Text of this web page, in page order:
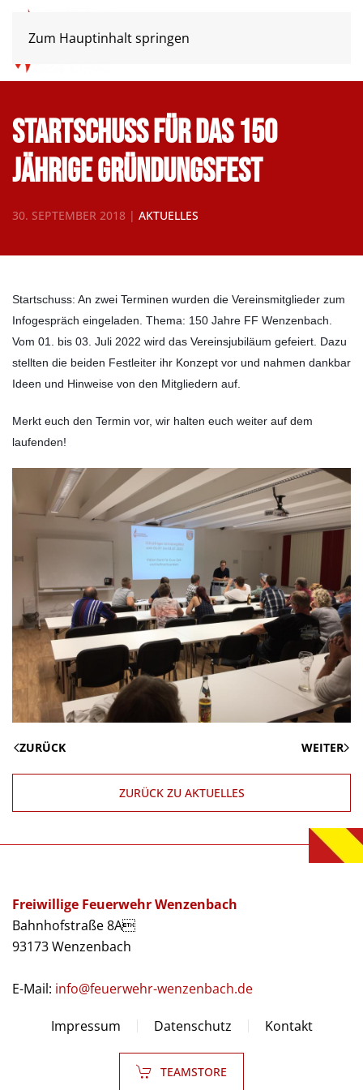
Zum Hauptinhalt springen
Startschuss für das 150
Jährige Gründungsfest
30. SEPTEMBER 2018 | AKTUELLES
Startschuss: An zwei Terminen wurden die Vereinsmitglieder zum
Infogespräch eingeladen. Thema: 150 Jahre FF Wenzenbach.
Vom 01. bis 03. Juli 2022 wird das Vereinsjubiläum gefeiert. Dazu
stellten die beiden Festleiter ihr Konzept vor und nahmen dankbar
Ideen und Hinweise von den Mitgliedern auf.
Merkt euch den Termin vor, wir halten euch weiter auf dem
laufenden!
ZURÜCK WEITER
ZURÜCK ZU AKTUELLES
Freiwillige Feuerwehr Wenzenbach
Bahnhofstraße 8A
93173 Wenzenbach
E-Mail: info@feuerwehr-wenzenbach.de
Impressum Datenschutz Kontakt
TEAMSTORE